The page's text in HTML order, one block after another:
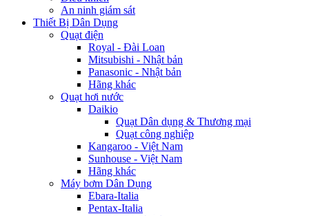
An ninh giám sát
Thiết Bị Dân Dụng
Quạt điện
Royal - Đài Loan
Mitsubishi - Nhật bản
Panasonic - Nhật bản
Hãng khác
Quạt hơi nước
Daikio
Quạt Dân dụng & Thương mại
Quạt công nghiệp
Kangaroo - Việt Nam
Sunhouse - Việt Nam
Hãng khác
Máy bơm Dân Dụng
Ebara-Italia
Pentax-Italia